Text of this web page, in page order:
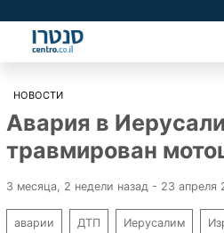
НОВОСТИ
Авария в
травмирован
3 месяца, 2 недели назад - 23 апреля
аварии ДТП Иерусалим